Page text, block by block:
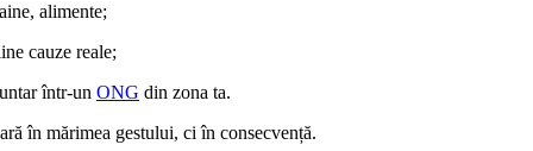
alimente;
cauze reale;
într-un ONG din zona ta.
în mărimea gestului, ci în consecvență.